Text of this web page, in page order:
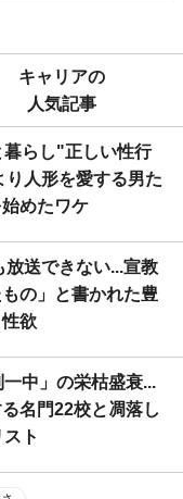
キャリアの
人気記事
らし"正しい性行
人形を愛する男た
めたワケ
送できない...宣教
の」と書かれた豊
欲
中」の栄枯盛衰...
名門22校と凋落し
ト